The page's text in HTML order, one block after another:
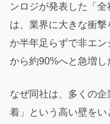
ンロジが発表した「
は、業界に大きな衝
か半年足らずで非エ
から約90%へと急増し
なぜ同社は、多くの
着」という高い壁を